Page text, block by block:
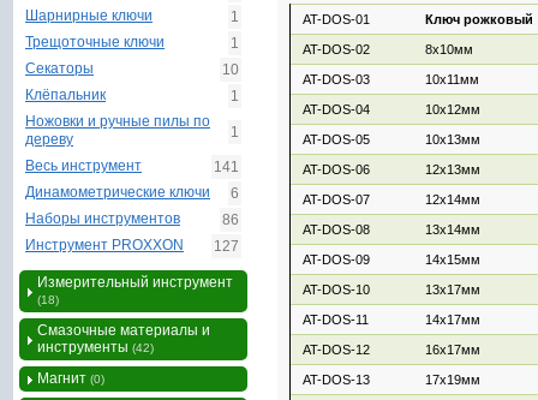
AT-DOS-01 Ключ рожковый
AT-DOS-02 8х10мм
AT-DOS-03 10х11мм
AT-DOS-04 10х12мм
AT-DOS-05 10х13мм
AT-DOS-06 12х13мм
AT-DOS-07 12х14мм
AT-DOS-08 13х14мм
AT-DOS-09 14х15мм
AT-DOS-10 13х17мм
AT-DOS-11 14х17мм
AT-DOS-12 16х17мм
AT-DOS-13 17х19мм
Шарнирные ключи
1
Трещоточные ключи
1
Секаторы
10
Клёпальник
1
Ножовки и ручные пилы по
дереву
1
Весь инструмент
141
Динамометрические ключи
6
Наборы инструментов
86
Инструмент PROXXON
127
Измерительный инструмент
(18)
Смазочные материалы и
инструменты (42)
Магнит (0)